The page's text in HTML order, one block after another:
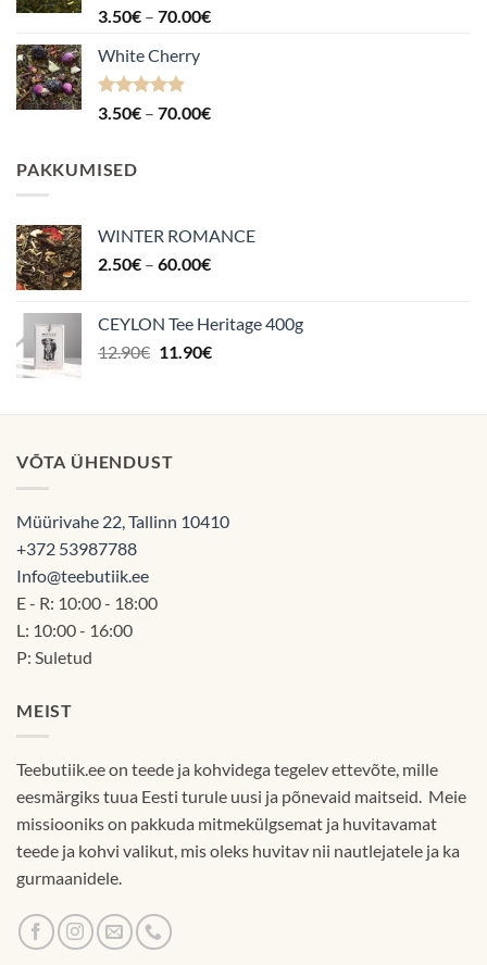
Hinnanguga
3.50€ – 70.00€Hinnavahemik:
White Cherry
Hinnanguga
3.50€ – 70.00€Hinnavahemik:
PAKKUMISED
WINTER ROMANCE
2.50€ – 60.00€Hinnavahemik:
60.00€
CEYLON Tee Heritage 400g
12.90€ Algne
12.90€.
11.90€Praegune
11.90€.
VÕTA ÜHENDUST
Müürivahe 22, Tallinn 10410
+372 53987788
Info@teebutiik.ee
E - R: 10:00 - 18:00
L: 10:00 - 16:00
P: Suletud
MEIST
Teebutiik.ee on teede ja kohvidega tegelev ettevõte, mille
eesmärgiks tuua Eesti turule uusi ja põnevaid maitseid. Meie
missiooniks on pakkuda mitmekülgsemat ja huvitavamat
teede ja kohvi valikut, mis oleks huvitav nii nautlejatele ja ka
gurmaanidele.